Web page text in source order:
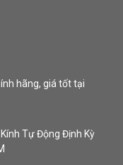
hãng, giá tốt tại
Tự Động Định Kỳ